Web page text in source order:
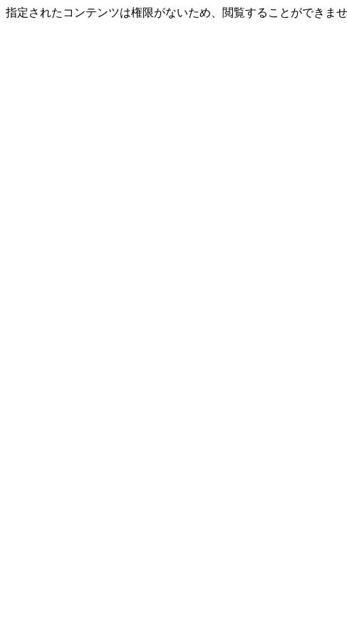
指定されたコンテンツは権限がないため、閲覧することができませ